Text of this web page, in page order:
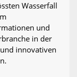
Wasserfall
und
in der
innovativen